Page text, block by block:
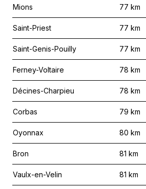
Mions 77 km
Saint-Priest 77 km
Saint-Genis-Pouilly 77 km
Ferney-Voltaire 78 km
Décines-Charpieu 78 km
Corbas 79 km
Oyonnax 80 km
Bron 81 km
Vaulx-en-Velin 81 km